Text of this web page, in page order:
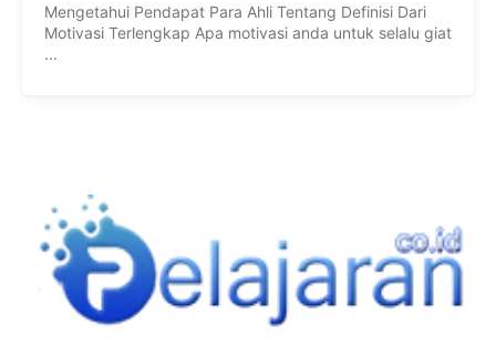
Mengetahui Pendapat Para Ahli Tentang Definisi Dari
Motivasi Terlengkap Apa motivasi anda untuk selalu giat
...